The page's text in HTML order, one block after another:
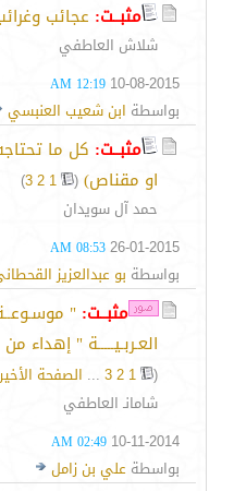
مثبــت: عجائب
شلاش العاطفي
10-08-2015
12:19 AM
بواسطة ابن شعيب العنبسي
مثبــت: كل ما
او مقناص) (
1
2
3
)
حمد آل سويدان
26-01-2015
08:53 AM
بواسطة بو عبدالعزيز
مثبــت: "
العـربـيـــــة " إهداء
(
1
2
3
... الصفحة
شامانـ العاطفي
10-11-2014
02:49 AM
بواسطة علي بن زامل